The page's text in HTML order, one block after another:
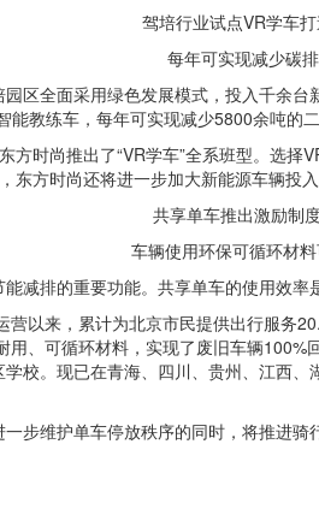
驾培行业试点VR学车
每年可实现减少碳
区全面采用绿色发展模式，投入千余
教练车，每年可实现减少5800余吨的二
时尚推出了“VR学车”全系班型。选
方时尚还将进一步加大新能源车辆投
共享单车推出激励制
车辆使用环保可循环材
减排的重要功能。共享单车的使用效率
以来，累计为北京市民提供出行服务
、可循环材料，实现了废旧车辆
校。现已在青海、四川、贵州、江西
步维护单车停放秩序的同时，将推进